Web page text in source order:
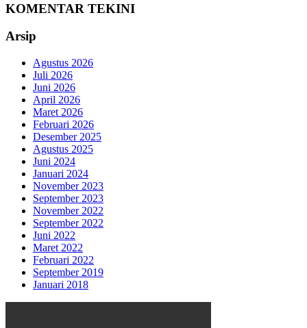
KOMENTAR TEKINI
Arsip
Agustus 2026
Juli 2026
Juni 2026
April 2026
Maret 2026
Februari 2026
Desember 2025
Agustus 2025
Juni 2024
Januari 2024
November 2023
September 2023
November 2022
September 2022
Juni 2022
Maret 2022
Februari 2022
September 2019
Januari 2018